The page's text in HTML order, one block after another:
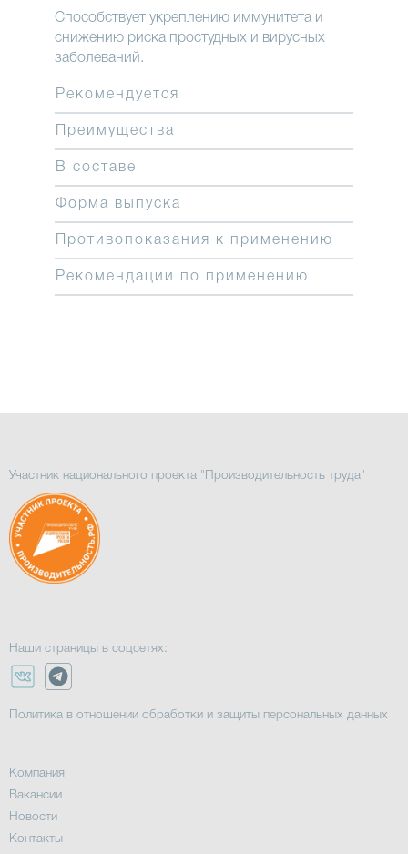
Способствует укреплению иммунитета и
снижению риска простудных и вирусных
заболеваний.
Рекомендуется
Преимущества
В составе
Форма выпуска
Противопоказания к применению
Рекомендации по применению
Участник национального проекта "Производительность труда"
Наши страницы в соцсетях:
Политика в отношении обработки и защиты персональных данных
Компания
Вакансии
Новости
Контакты